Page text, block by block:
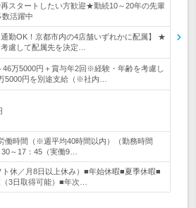
スタートしたい方歓迎★勤続10～20年の先輩
活躍中
通勤OK！京都市内の4店舗いずれかに配属】 ★
慮して配属先を決定…
46万5000円＋賞与年2回※経験・年齢を考慮し
5000円を別途支給（※社内…
働時間（※週平均40時間以内）（勤務時間
～17：45（実働9…
休／月8日以上休み）■年始休暇■夏季休暇■
3日取得可能）■年次…